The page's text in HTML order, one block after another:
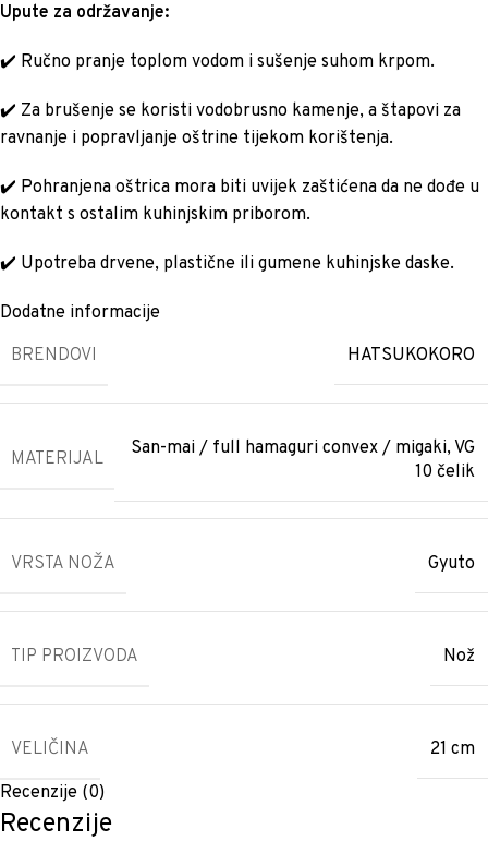
Upute za održavanje:
✔️ Ručno pranje toplom vodom i sušenje suhom krpom.
✔️ Za brušenje se koristi vodobrusno kamenje, a štapovi za
ravnanje i popravljanje oštrine tijekom korištenja.
✔️ Pohranjena oštrica mora biti uvijek zaštićena da ne dođe u
kontakt s ostalim kuhinjskim priborom.
✔️ Upotreba drvene, plastične ili gumene kuhinjske daske.
Dodatne informacije
BRENDOVI
HATSUKOKORO
MATERIJAL
San-mai / full hamaguri convex / migaki, VG
10 čelik
VRSTA NOŽA Gyuto
TIP PROIZVODA Nož
VELIČINA
21 cm
Recenzije (0)
Recenzije